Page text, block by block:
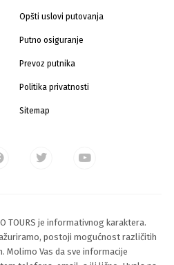
Opšti uslovi putovanja
Putno osiguranje
Prevoz putnika
Politika privatnosti
Sitemap
TOURS je informativnog karaktera.
postoji mogućnost različitih
Molimo Vas da sve informacije